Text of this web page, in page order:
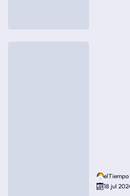
elTiempo
18 jul